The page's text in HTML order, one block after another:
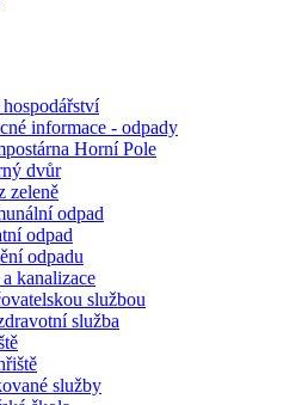
informace - odpady
Horní Pole
dvůr
zeleně
odpad
odpad
odpadu
kanalizace
službou
služba
služby